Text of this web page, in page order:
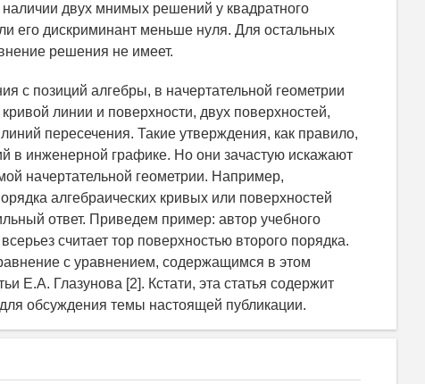
двух мнимых решений у квадратного
его дискриминант меньше нуля. Для остальных
решения не имеет.
с позиций алгебры, в начертательной геометрии
линии и поверхности, двух поверхностей,
пересечения. Такие утверждения, как правило,
в инженерной графике. Но они зачастую искажают
начертательной геометрии. Например,
алгебраических кривых или поверхностей
ответ. Приведем пример: автор учебного
считает тор поверхностью второго порядка.
с уравнением, содержащимся в этом
Е.А. Глазунова [2]. Кстати, эта статья содержит
обсуждения темы настоящей публикации.